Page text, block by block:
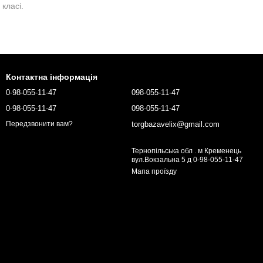
гарантію — і отримаєте інструмент, який відпрацьовує
тип навісного, ширину колії й бажану масу — так ви
Контактна інформація
0-98-055-11-47
0-98-055-11-47
Передзвонити вам?
098-055-11-47
098-055-11-47
torgbazavelix@gmail.com
Тернопільська обл . м Кременець
вул.Вокзальна 5 д 0-98-055-11-47
Мапа проїзду